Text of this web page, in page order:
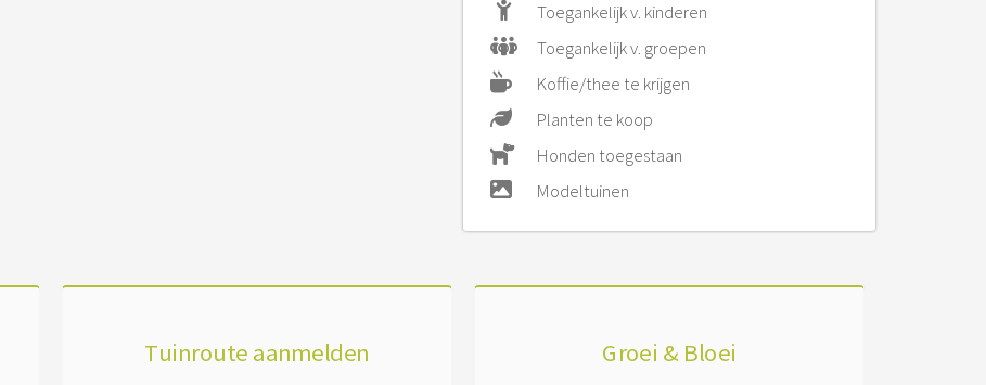
Toegankelijk v. kinderen
Toegankelijk v. groepen
Koffie/thee te krijgen
Planten te koop
Honden toegestaan
Modeltuinen
Tuinroute aanmelden Groei & Bloei